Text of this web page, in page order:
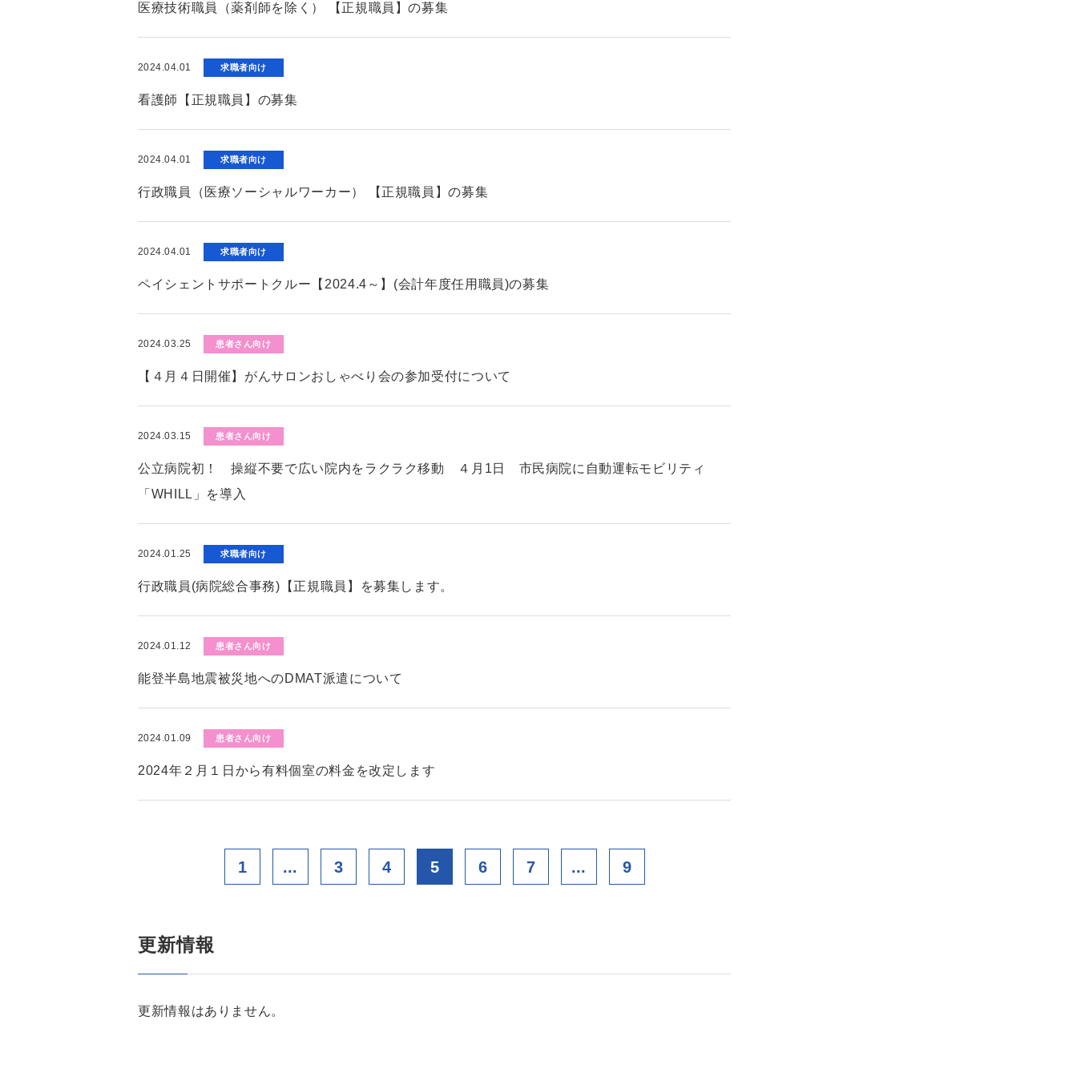
医療技術職員（薬剤師を除く） 【正規職員】の募集
2024.04.01 求職者向け
看護師【正規職員】の募集
2024.04.01 求職者向け
行政職員（医療ソーシャルワーカー） 【正規職員】の募集
2024.04.01 求職者向け
ペイシェントサポートクルー【2024.4～】(会計年度任用職員)の募集
2024.03.25 患者さん向け
【４月４日開催】がんサロンおしゃべり会の参加受付について
2024.03.15 患者さん向け
公立病院初！ 操縦不要で広い院内をラクラク移動 ４月1日 市民病院に自動運転モビリティ
「WHILL」を導入
2024.01.25 求職者向け
行政職員(病院総合事務)【正規職員】を募集します。
2024.01.12 患者さん向け
能登半島地震被災地へのDMAT派遣について
2024.01.09 患者さん向け
2024年２月１日から有料個室の料金を改定します
1 ... 3 4 5 6 7 ... 9
更新情報
更新情報はありません。